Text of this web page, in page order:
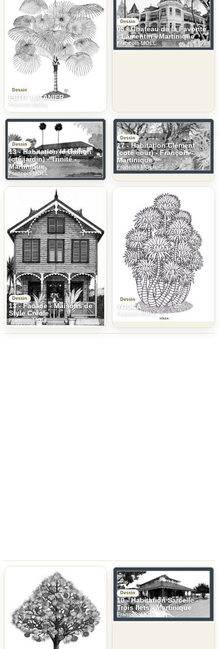
Dessin
PETIT LATANIER
Francois MOLL
Dessin
05 - Chateau de la Favorite
- Lamentin - Martinique
Francois MOLL
Dessin
13 - Habitation le Gallion
(cté jardin) - Trinité -
Martinique
Francois MOLL
Dessin
17 - Habitation Clément
(coté cour) - François -
Martinique
Francois MOLL
Dessin
13 - Facade - Maisons de
Style Créole
Francois MOLL
Dessin
YOUCA
Francois MOLL
Dessin
10 - Habitation Sarcelle -
Trois Ilets - Martinique
Francois MOLL